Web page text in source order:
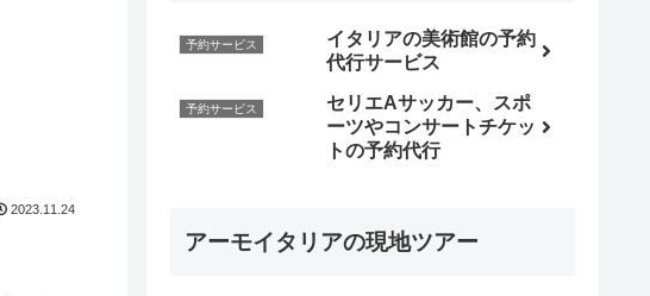
2023.11.24
予約サービス
イタリアの美術館の予約
代行サービス
予約サービス
セリエAサッカー、スポ
ーツやコンサートチケッ
トの予約代行
アーモイタリアの現地ツアー